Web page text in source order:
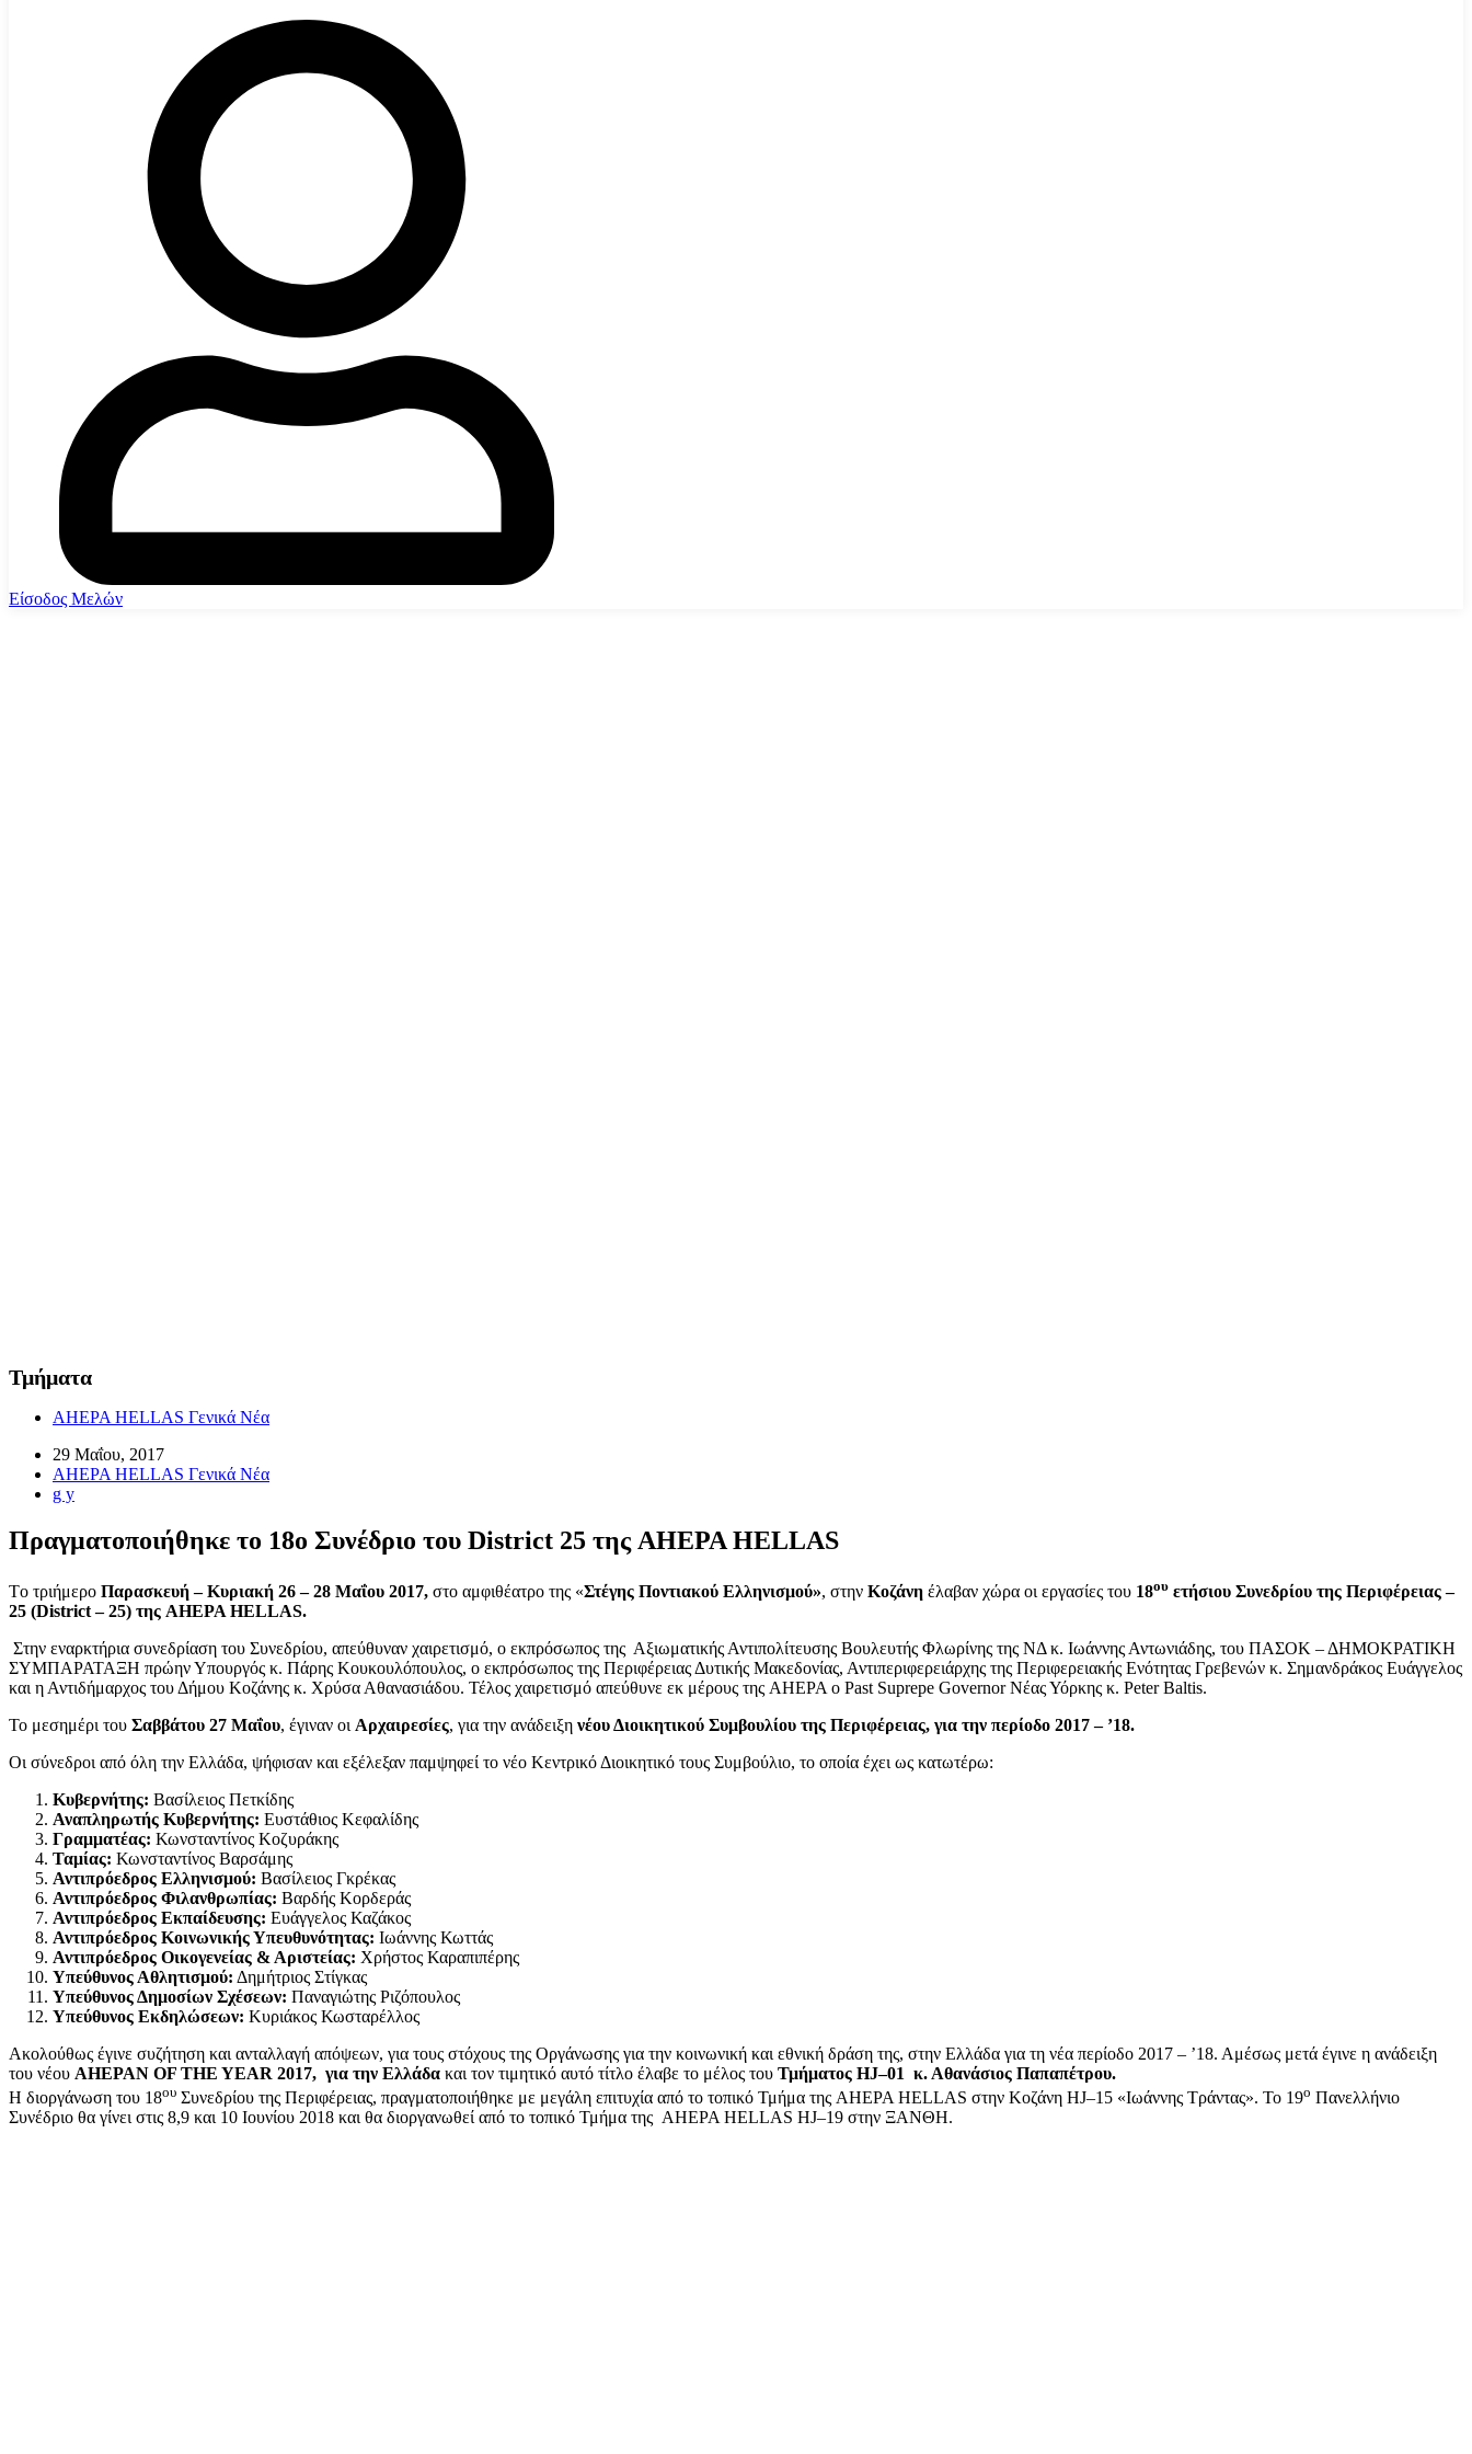
Είσοδος Μελών
Τμήματα
AHEPA HELLAS Γενικά Νέα
29 Μαΐου, 2017
AHEPA HELLAS Γενικά Νέα
g y
Πραγματοποιήθηκε το 18ο Συνέδριο του District 25 της AHEPA HELLAS
Τo τριήμερο Παρασκευή – Κυριακή 26 – 28 Μαΐου 2017, στο αμφιθέατρο της «Στέγης Ποντιακού Ελληνισμού», στην Κοζάνη έλαβαν χώρα οι εργασίες του 18ου ετήσιου Συνεδρίου της Περιφέρειας –
25 (District – 25) της AHEPA HELLAS.
Στην εναρκτήρια συνεδρίαση του Συνεδρίου, απεύθυναν χαιρετισμό, ο εκπρόσωπος της Αξιωματικής Αντιπολίτευσης Βουλευτής Φλωρίνης της ΝΔ κ. Ιωάννης Αντωνιάδης, του ΠΑΣΟΚ – ΔΗΜΟΚΡΑΤΙΚΗ
ΣΥΜΠΑΡΑΤΑΞΗ πρώην Υπουργός κ. Πάρης Κουκουλόπουλος, ο εκπρόσωπος της Περιφέρειας Δυτικής Μακεδονίας, Αντιπεριφερειάρχης της Περιφερειακής Ενότητας Γρεβενών κ. Σημανδράκος Ευάγγελος
και η Αντιδήμαρχος του Δήμου Κοζάνης κ. Χρύσα Αθανασιάδου. Τέλος χαιρετισμό απεύθυνε εκ μέρους της AHEPA ο Past Suprepe Governor Νέας Υόρκης κ. Peter Baltis.
Το μεσημέρι του Σαββάτου 27 Μαΐου, έγιναν οι Αρχαιρεσίες, για την ανάδειξη νέου Διοικητικού Συμβουλίου της Περιφέρειας, για την περίοδο 2017 – ’18.
Οι σύνεδροι από όλη την Ελλάδα, ψήφισαν και εξέλεξαν παμψηφεί το νέο Κεντρικό Διοικητικό τους Συμβούλιο, το οποία έχει ως κατωτέρω:
Κυβερνήτης: Βασίλειος Πετκίδης
Αναπληρωτής Κυβερνήτης: Ευστάθιος Κεφαλίδης
Γραμματέας: Κωνσταντίνος Κοζυράκης
Ταμίας: Κωνσταντίνος Βαρσάμης
Αντιπρόεδρος Ελληνισμού: Βασίλειος Γκρέκας
Αντιπρόεδρος Φιλανθρωπίας: Βαρδής Κορδεράς
Αντιπρόεδρος Εκπαίδευσης: Ευάγγελος Καζάκος
Αντιπρόεδρος Κοινωνικής Υπευθυνότητας: Ιωάννης Κωττάς
Αντιπρόεδρος Οικογενείας & Αριστείας: Χρήστος Καραπιπέρης
Υπεύθυνος Αθλητισμού: Δημήτριος Στίγκας
Υπεύθυνος Δημοσίων Σχέσεων: Παναγιώτης Ριζόπουλος
Υπεύθυνος Εκδηλώσεων: Κυριάκος Κωσταρέλλος
Ακολούθως έγινε συζήτηση και ανταλλαγή απόψεων, για τους στόχους της Οργάνωσης για την κοινωνική και εθνική δράση της, στην Ελλάδα για τη νέα περίοδο 2017 – ’18. Αμέσως μετά έγινε η ανάδειξη
του νέου AHEPAN OF THE YEAR 2017, για την Ελλάδα και τον τιμητικό αυτό τίτλο έλαβε το μέλος του Τμήματος HJ–01 κ. Αθανάσιος Παπαπέτρου.
Η διοργάνωση του 18ου Συνεδρίου της Περιφέρειας, πραγματοποιήθηκε με μεγάλη επιτυχία από το τοπικό Τμήμα της AHEPA HELLAS στην Κοζάνη HJ–15 «Ιωάννης Τράντας». Το 19ο Πανελλήνιο
Συνέδριο θα γίνει στις 8,9 και 10 Ιουνίου 2018 και θα διοργανωθεί από το τοπικό Τμήμα της AHEPA HELLAS HJ–19 στην ΞΑΝΘΗ.